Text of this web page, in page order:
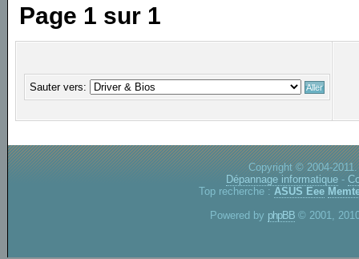
Page 1 sur 1
Sauter vers:
Copyright © 2004-
Dépannage informatique -
Top recherche : ASUS Eee
Powered by phpBB © 2001,